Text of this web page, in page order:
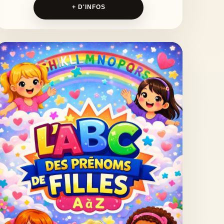
en chantant.
+ D'INFOS